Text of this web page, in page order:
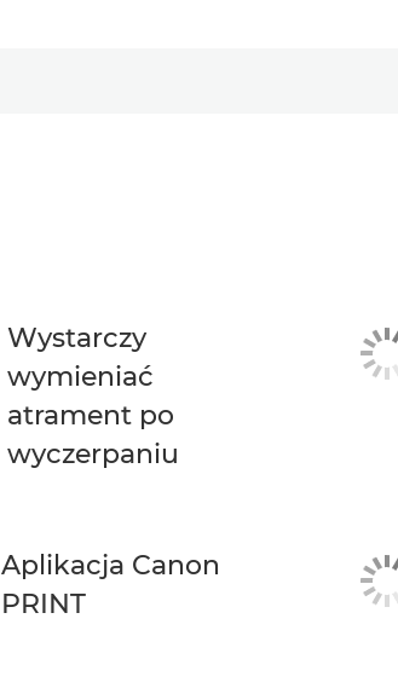
Wystarczy
wymieniać
atrament po
wyczerpaniu
Aplikacja Canon
PRINT